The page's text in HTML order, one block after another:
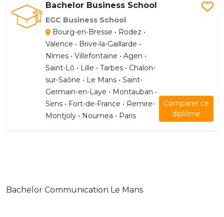
Bachelor Business School
EGC Business School
Bourg-en-Bresse • Rodez •
Valence • Brive-la-Gaillarde •
Nîmes • Villefontaine • Agen •
Saint-Lô • Lille • Tarbes • Chalon-
sur-Saône • Le Mans • Saint-
Germain-en-Laye • Montauban •
Sens • Fort-de-France • Remire-
Montjoly • Noumea • Paris
Comparer ce
diplôme
Bachelor Communication Le Mans